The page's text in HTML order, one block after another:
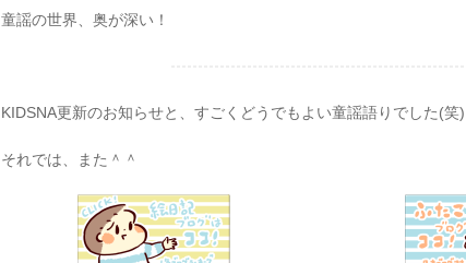
童謡の世界、奥が深い！
KIDSNA更新のお知らせと、すごくどうでもよい童謡語りでした(笑)
それでは、また＾＾